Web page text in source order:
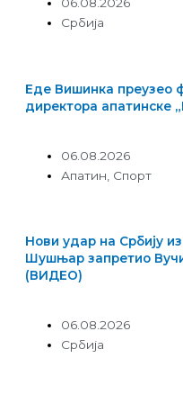
06.08.2026
Србија
Еде Вишинка преузео
директора апатинске
06.08.2026
Апатин Спорт
Нови удар на Србију
Шушњар запретио
(ВИДЕО)
06.08.2026
Србија